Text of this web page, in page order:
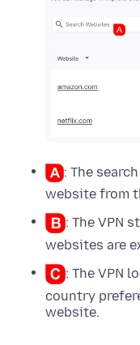
: The
website from
: The VPN
websites are
: The VPN
country
website.